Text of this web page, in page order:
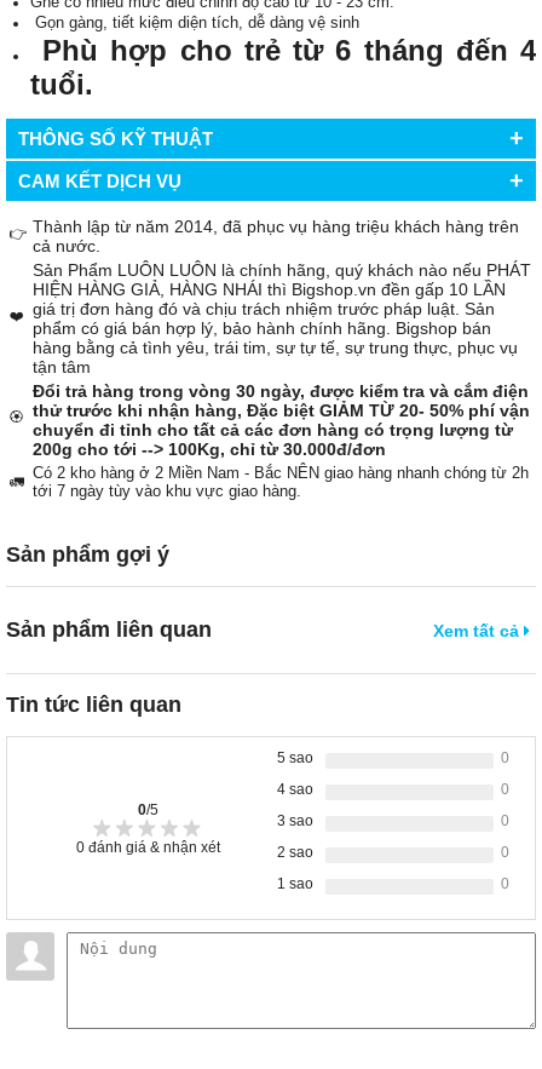
Gọn gàng, tiết kiệm diện tích, dễ dàng vệ sinh
Phù hợp cho trẻ từ 6 tháng đến 4
tuổi.
THÔNG SỐ KỸ THUẬT +
CAM KẾT DỊCH VỤ +
👉 Thành lập từ năm 2014, đã phục vụ hàng triệu khách hàng trên
cả nước.
❤️
Sản Phẩm LUÔN LUÔN là chính hãng, quý khách nào nếu PHÁT
HIỆN HÀNG GIẢ, HÀNG NHÁI thì Bigshop.vn đền gấp 10 LẦN
giá trị đơn hàng đó và chịu trách nhiệm trước pháp luật. Sản
phẩm có giá bán hợp lý, bảo hành chính hãng. Bigshop bán
hàng bằng cả tình yêu, trái tim, sự tự tế, sự trung thực, phục vụ
tận tâm
🏵️
Đổi trả hàng trong vòng 30 ngày, được kiểm tra và cắm điện
thử trước khi nhận hàng, Đặc biệt GIẢM TỪ 20- 50% phí vận
chuyển đi tỉnh cho tất cả các đơn hàng có trọng lượng từ
200g cho tới --> 100Kg, chỉ từ 30.000đ/đơn
🚛 Có 2 kho hàng ở 2 Miền Nam - Bắc NÊN giao hàng nhanh chóng từ 2h
tới 7 ngày tùy vào khu vực giao hàng.
Sản phẩm gợi ý
Sản phẩm liên quan Xem tất cả
Tin tức liên quan
0/5
0 đánh giá & nhận xét
5 sao
0
4 sao
0
3 sao
0
2 sao
0
1 sao
0